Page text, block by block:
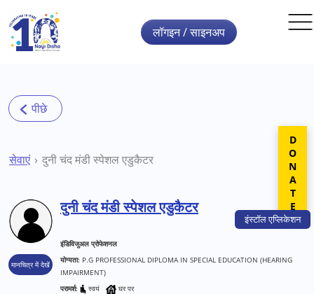
Skip to main content
इंस्टॉलएप्लिकेशन
लॉगइन / साइनअप
सेवाएं दुनी चंद मंडी स्पेशल एडुकैटर
मानचित्र में देखें
दुनी चंद मंडी स्पेशल एडुकैटर
इंडिविजुअल प्रोफेशनल
योग्यता: P.G PROFESSIONAL DIPLOMA IN SPECIAL EDUCATION (HEARING
IMPAIRMENT)
परामर्श:
स्वयं
घर पर
DONATE